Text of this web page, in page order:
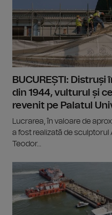
BUCUREȘTI:
din 1944, vulturul și
revenit pe Palatul
Lucrarea, în valoare de
a fost realizată de sculptorul
Teodor...